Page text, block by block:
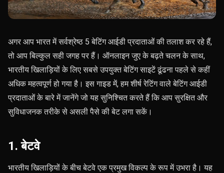
अगर आप भारत में सर्वश्रेष्ठ 5 बेटिंग आईडी प्रदाताओं की तलाश कर रहे हैं,
तो आप बिल्कुल सही जगह पर हैं। ऑनलाइन जुए के बढ़ते चलन के साथ,
भारतीय खिलाड़ियों के लिए सबसे उपयुक्त बेटिंग साइटें ढूंढना पहले से कहीं
अधिक महत्वपूर्ण हो गया है। इस गाइड में, हम शीर्ष रेटिंग वाले बेटिंग आईडी
प्रदाताओं के बारे में जानेंगे जो यह सुनिश्चित करते हैं कि आप सुरक्षित और
सुविधाजनक तरीके से असली पैसे की बेट लगा सकें।
1. बेटवे
भारतीय खिलाड़ियों के बीच बेटवे एक प्रमुख विकल्प के रूप में उभरा है। यह